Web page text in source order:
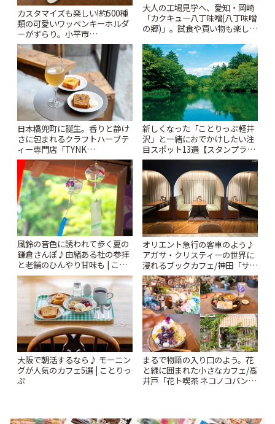
カスタマイズも楽しい!約500種
類の可愛いワッペンキーホルダ
ーがずらり。小平市
「Kimamaya T&K」 | ことりっ
ぷ
大人の工場見学へ、愛知・岡崎
「カクキュー八丁味噌(八丁味噌
の郷)」。試食や買い物も楽しみ
日本橋兜町に誕生。香りと静け
さに包まれるクラフトハーブテ
ィー専門店「TYNK
Kabutocho」 | ことりっぷ
新しくなった「ことりっぷ軽井
沢」と一緒におでかけしたい注
目スポット13選【スタンプラリ
ー開催中】 | ことりっぷ
風鈴の音色に誘われて歩く夏の
鎌倉さんぽ♪由緒ある社の参拝
と老舗のひんやり甘味も | こと
りっぷ
オリエント急行の客車のよう♪
アガサ・クリスティーの世界に
浸れるブックカフェ/神田「サロ
ンクリスティ」 | ことりっぷ
大阪で朝活するなら♪ モーニン
グが人気のカフェ5選 | ことりっ
ぷ
まるで物語の入り口のよう。花
と緑に囲まれた小さなカフェ/高
井戸「花ト喫茶 ネコノコバン」